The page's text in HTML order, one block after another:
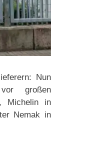
Nun
großen
Michelin in
Nemak in